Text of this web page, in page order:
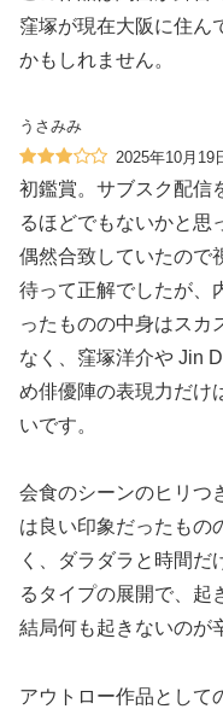
窪塚が現在大阪に住ん
かもしれません。
うさみみ
2025年10月19
初鑑賞。サブスク配信
るほどでもないかと思
偶然合致していたので
待って正解でしたが、
ったものの中身はスカ
なく、窪塚洋介や Jin
め俳優陣の表現力だけ
いです。
会食のシーンのヒリつ
は良い印象だったもの
く、ダラダラと時間だ
るタイプの展開で、起
結局何も起きないのが
アウトロー作品として